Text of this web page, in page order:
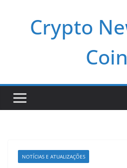
Crypto
NOTÍCIAS E ATUALIZAÇÕES